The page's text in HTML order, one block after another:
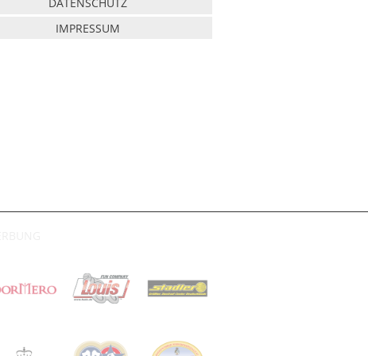
DATENSCHUTZ
IMPRESSUM